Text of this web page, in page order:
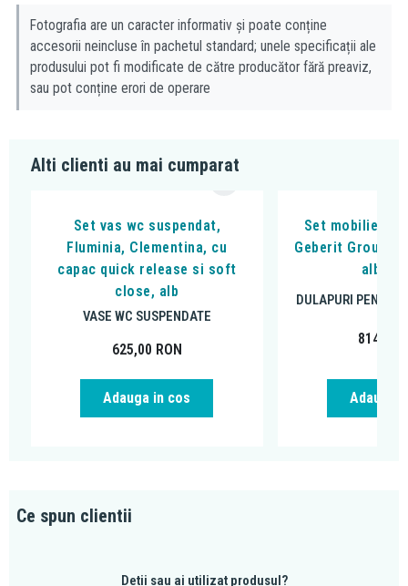
Fotografia are un caracter informativ și poate conține
accesorii neincluse în pachetul standard; unele specificații ale
produsului pot fi modificate de către producător fără preaviz,
sau pot conține erori de operare
Alti clienti au mai cumparat
Set vas wc suspendat,
Fluminia, Clementina, cu
capac quick release si soft
close, alb
VASE WC SUSPENDATE
625,00 RON
Adauga in cos
Set mobilier si
Geberit Group,
alb
DULAPURI PENTRU
814,29
Adauga
Ce spun clientii
Detii sau ai utilizat produsul?